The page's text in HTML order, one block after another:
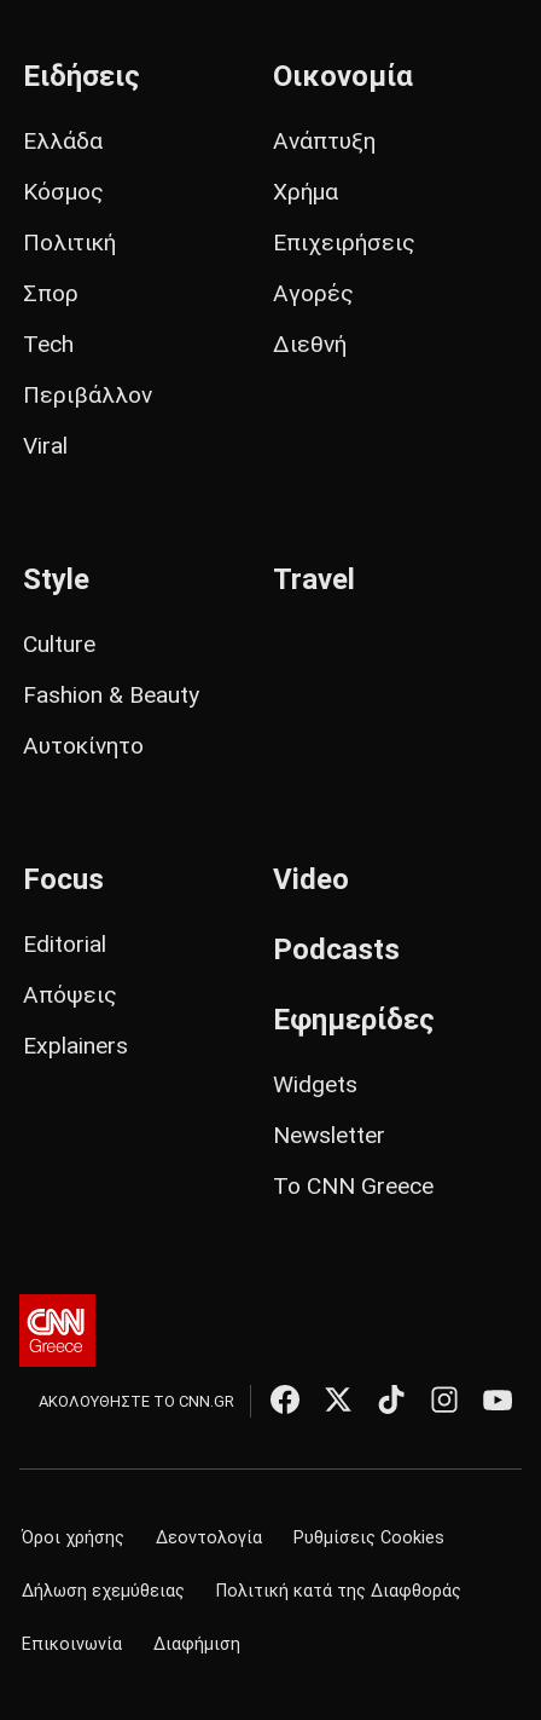
Ειδήσεις
Ελλάδα
Κόσμος
Πολιτική
Σπορ
Tech
Περιβάλλον
Viral
Οικονομία
Ανάπτυξη
Χρήμα
Επιχειρήσεις
Αγορές
Διεθνή
Style
Culture
Fashion & Beauty
Αυτοκίνητο
Travel
Focus
Editorial
Απόψεις
Explainers
Video
Podcasts
Εφημερίδες
Widgets
Newsletter
Το CNN Greece
ΑΚΟΛΟΥΘΗΣΤΕ ΤΟ CNN.GR
Όροι χρήσης Δεοντολογία Ρυθμίσεις Cookies
Δήλωση εχεμύθειας Πολιτική κατά της Διαφθοράς
Επικοινωνία Διαφήμιση